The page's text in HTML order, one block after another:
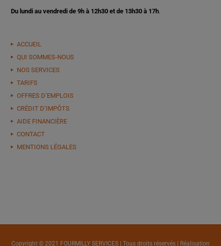
Du lundi au vendredi de 9h à 12h30 et de 13h30 à 17h.
ACCUEIL
QUI SOMMES-NOUS
NOS SERVICES
TARIFS
OFFRES D’EMPLOIS
CRÉDIT D’IMPÔTS
AIDE FINANCIÈRE
CONTACT
MENTIONS LÉGALES
Copyright © 2021 FOURMILLY SERVICES | Tous droits réservés | Réalisation